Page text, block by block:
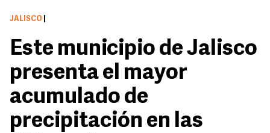
JALISCO
Este municipio de Jalisco
presenta el mayor
acumulado de
precipitación en las